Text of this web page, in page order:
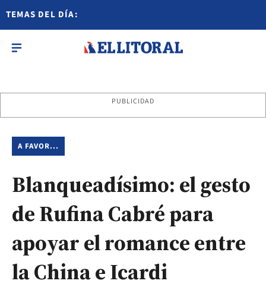
TEMAS DEL DÍA:
PUBLICIDAD
A FAVOR...
Blanqueadísimo: el gesto
de Rufina Cabré para
apoyar el romance entre
la China e Icardi